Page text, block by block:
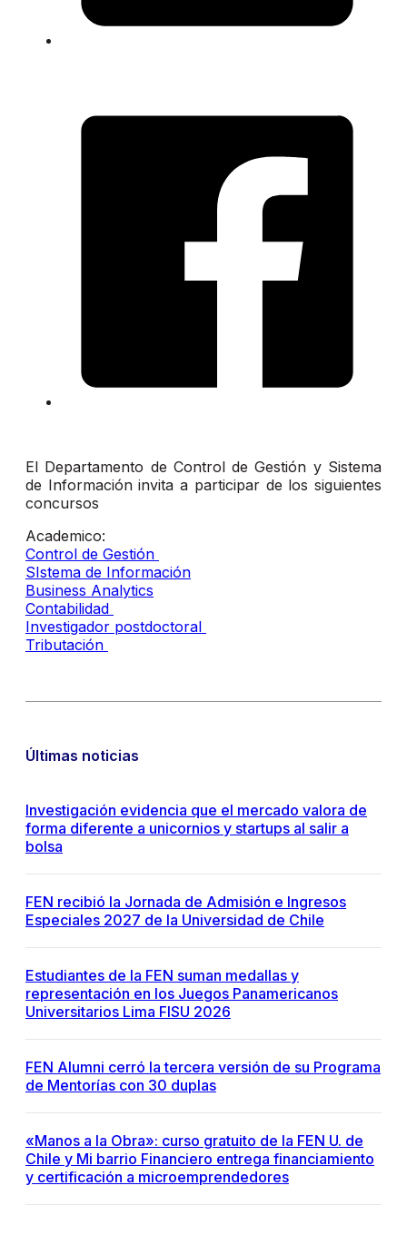
El Departamento de Control de Gestión y Sistema
de Información invita a participar de los siguientes
concursos
Academico:
Control de Gestión
SIstema de Información
Business Analytics
Contabilidad
Investigador postdoctoral
Tributación
Últimas noticias
Investigación evidencia que el mercado valora de
forma diferente a unicornios y startups al salir a
bolsa
FEN recibió la Jornada de Admisión e Ingresos
Especiales 2027 de la Universidad de Chile
Estudiantes de la FEN suman medallas y
representación en los Juegos Panamericanos
Universitarios Lima FISU 2026
FEN Alumni cerró la tercera versión de su Programa
de Mentorías con 30 duplas
«Manos a la Obra»: curso gratuito de la FEN U. de
Chile y Mi barrio Financiero entrega financiamiento
y certificación a microemprendedores